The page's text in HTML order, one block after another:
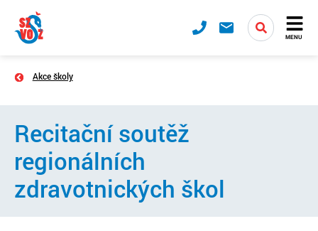
MENU
Akce školy
Recitační soutěž
regionálních
zdravotnických škol